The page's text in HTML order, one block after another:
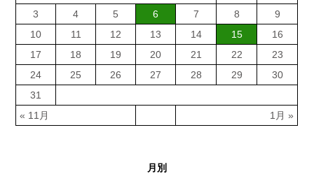
« 11月 1月 »
3
4 5 6 7 8
9
10
11 12 13 14 15
16
17
18 19 20 21 22
23
24
25 26 27 28 29
30
31
月別